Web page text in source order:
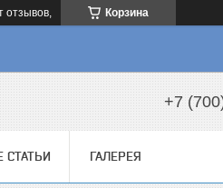
Корзина
отзывов,
+7
СТАТЬИ ГАЛЕРЕЯ